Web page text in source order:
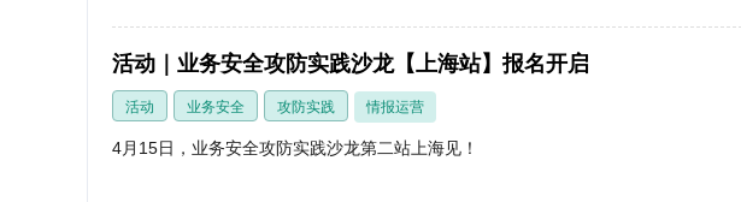
活动｜业务安全攻防实践沙龙【上海站】报名开启
活动 业务安全 攻防实践 情报运营
4月15日，业务安全攻防实践沙龙第二站上海见！